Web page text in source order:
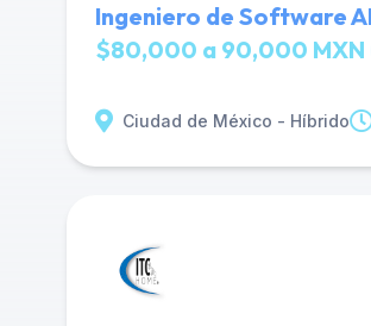
Ingeniero de Software
$80,000 a 90,000 MXN
Ciudad de México - Híbrido